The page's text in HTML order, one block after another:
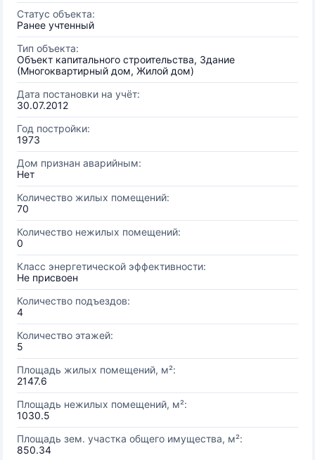
Статус объекта:
Ранее учтенный
Тип объекта:
Объект капитального строительства, Здание
(Многоквартирный дом, Жилой дом)
Дата постановки на учёт:
30.07.2012
Год постройки:
1973
Дом признан аварийным:
Нет
Количество жилых помещений:
70
Количество нежилых помещений:
0
Класс энергетической эффективности:
Не присвоен
Количество подъездов:
4
Количество этажей:
5
Площадь жилых помещений, м²:
2147.6
Площадь нежилых помещений, м²:
1030.5
Площадь зем. участка общего имущества, м²:
850.34